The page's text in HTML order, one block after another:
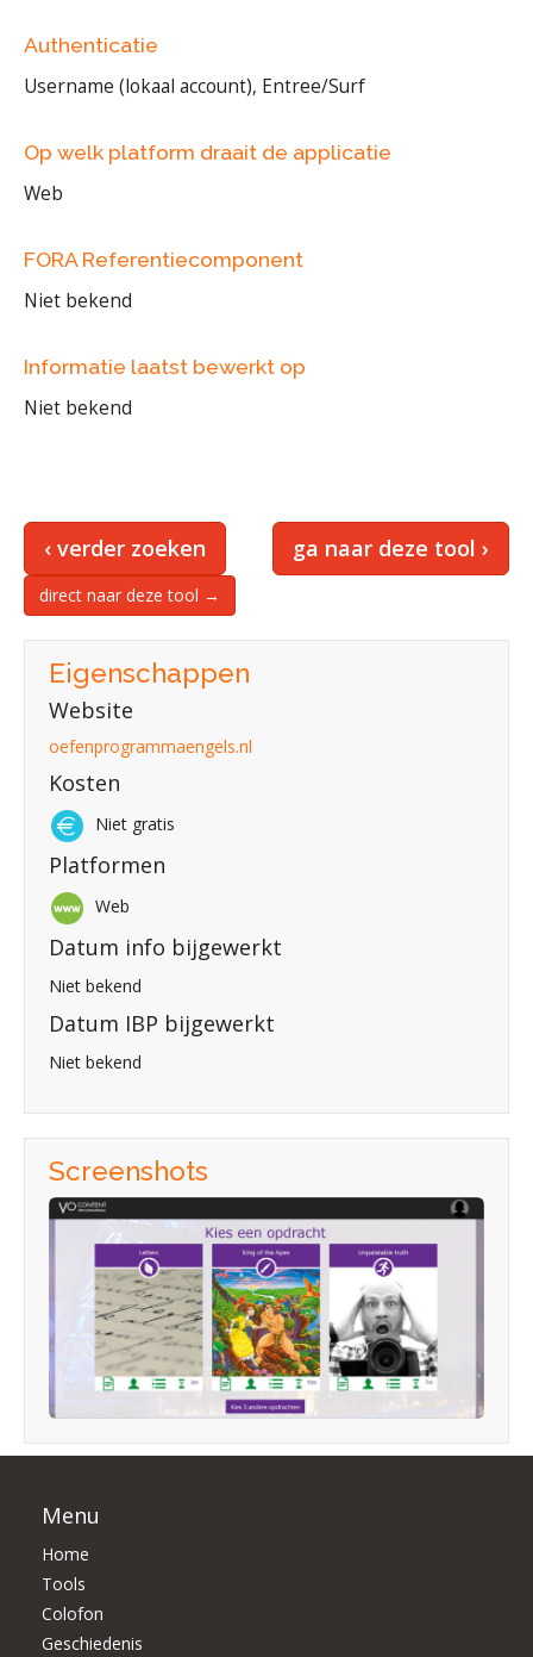
Authenticatie
Username (lokaal account), Entree/Surf
Op welk platform draait de applicatie
Web
FORA Referentiecomponent
Niet bekend
Informatie laatst bewerkt op
Niet bekend
‹ verder zoeken ga naar deze tool ›
direct naar deze tool →
Eigenschappen
Website
oefenprogrammaengels.nl
Kosten
Niet gratis
Platformen
Web
Datum info bijgewerkt
Niet bekend
Datum IBP bijgewerkt
Niet bekend
Screenshots
Menu
Home
Tools
Colofon
Geschiedenis